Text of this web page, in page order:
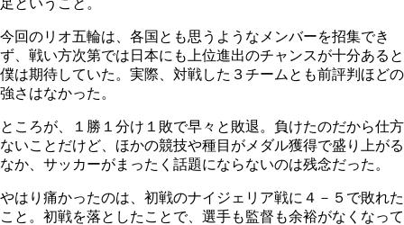
今回のリオ五輪は、各国とも思うようなメンバーを招集でき
ず、戦い方次第では日本にも上位進出のチャンスが十分あると
僕は期待していた。実際、対戦した３チームとも前評判ほどの
強さはなかった。
ところが、１勝１分け１敗で早々と敗退。負けたのだから仕方
ないことだけど、ほかの競技や種目がメダル獲得で盛り上がる
なか、サッカーがまったく話題にならないのは残念だった。
やはり痛かったのは、初戦のナイジェリア戦に４－５で敗れた
こと。初戦を落としたことで、選手も監督も余裕がなくなって